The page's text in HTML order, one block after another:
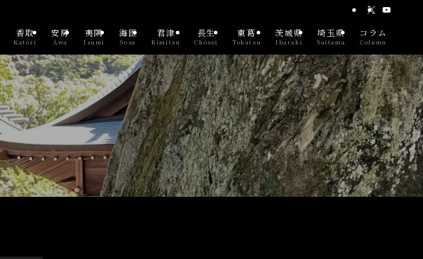
香取
Katori
安房
Awa
夷隅
Isumi
海匝
Sosa
君津
Kimitsu
長生
Chosei
東葛
Tokatsu
茨城県
Ibaraki
埼玉県
Saitama
コラム
Column